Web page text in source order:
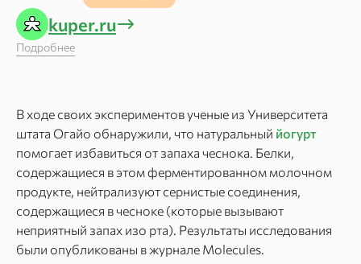
kuper.ru
Подробнее
В ходе своих экспериментов ученые из Университета
штата Огайо обнаружили, что натуральный йогурт
помогает избавиться от запаха чеснока. Белки,
содержащиеся в этом ферментированном молочном
продукте, нейтрализуют сернистые соединения,
содержащиеся в чесноке (которые вызывают
неприятный запах изо рта). Результаты исследования
были опубликованы в журнале Molecules.